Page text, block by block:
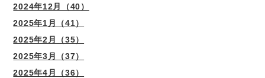
2024年12月（40）
2025年1月（41）
2025年2月（35）
2025年3月（37）
2025年4月（36）